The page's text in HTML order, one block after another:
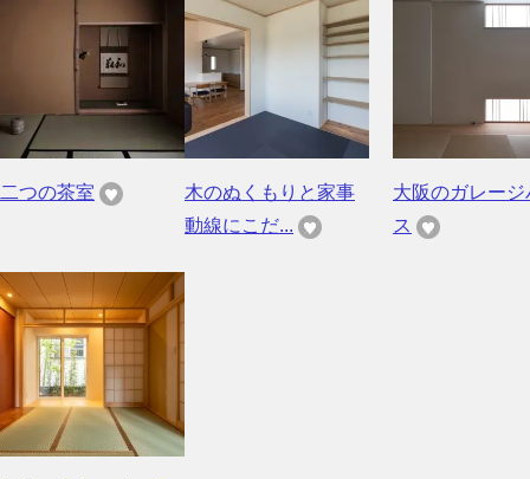
二つの茶室
木のぬくもりと家事
動線にこだ...
大阪のガレージ
ス